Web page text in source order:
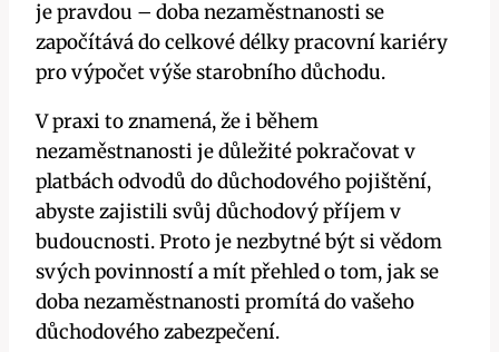
je pravdou – doba nezaměstnanosti se
započítává do celkové délky pracovní kariéry
pro výpočet výše starobního důchodu.
V praxi to znamená, že i během
nezaměstnanosti je důležité pokračovat v
platbách odvodů do důchodového pojištění,
abyste zajistili svůj důchodový příjem v
budoucnosti. Proto je nezbytné být si vědom
svých povinností a mít přehled o tom, jak se
doba nezaměstnanosti promítá do vašeho
důchodového zabezpečení.